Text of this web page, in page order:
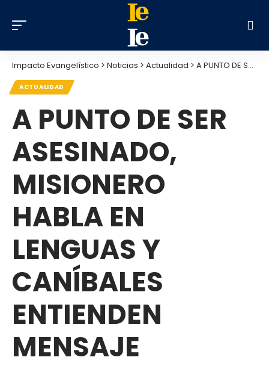
Impacto Evangelístico > Noticias > Actualidad > A PUNTO DE SER ASESINADO, MISIONERO HABLA EN LENGUAS Y CANÍBALES ENTIENDEN MENSAJE
ACTUALIDAD
A PUNTO DE SER
ASESINADO,
MISIONERO
HABLA EN
LENGUAS Y
CANÍBALES
ENTIENDEN
MENSAJE